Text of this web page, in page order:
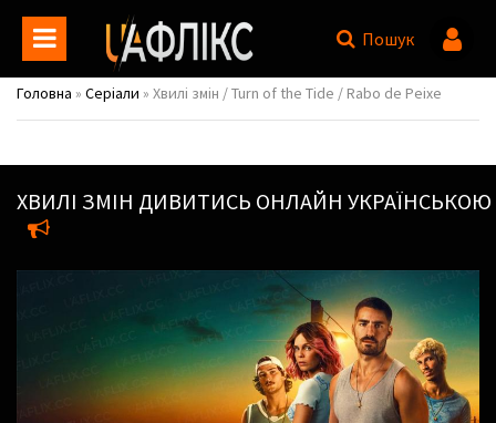
Пошук
Головна » Серіали » Хвилі змін / Turn of the Tide / Rabo de Peixe
ХВИЛІ ЗМІН ДИВИТИСЬ ОНЛАЙН УКРАЇНСЬКОЮ